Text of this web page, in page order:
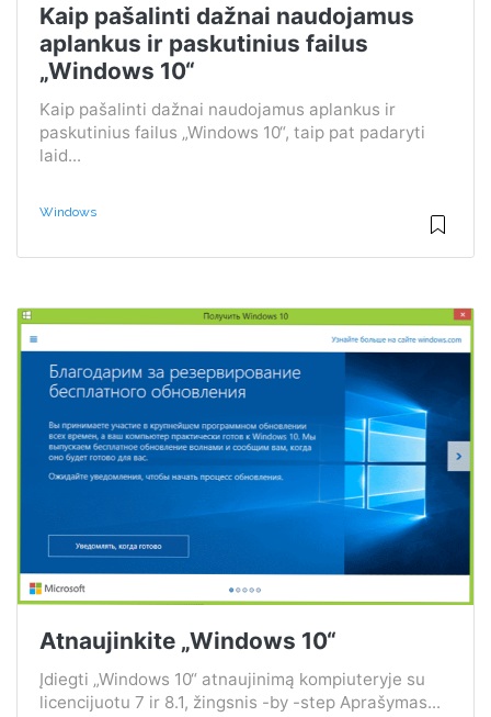
Kaip pašalinti dažnai naudojamus
aplankus ir paskutinius failus
„Windows 10“
Kaip pašalinti dažnai naudojamus aplankus ir
paskutinius failus „Windows 10“, taip pat padaryti
laid...
Windows
Atnaujinkite „Windows 10“
Įdiegti „Windows 10“ atnaujinimą kompiuteryje su
licencijuotu 7 ir 8.1, žingsnis -by -step Aprašymas...